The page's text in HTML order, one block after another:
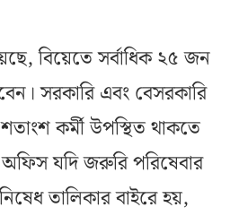
বিয়েতে সর্বাধিক ২৫ জন
সরকারি এবং বেসরকারি
কর্মী উপস্থিত থাকতে
যদি জরুরি পরিষেবার
তালিকার বাইরে হয়,